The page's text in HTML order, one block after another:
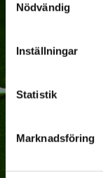
Nödvändig
Inställningar
Statistik
Marknadsföring
Efternamn*
Telefonnummer*